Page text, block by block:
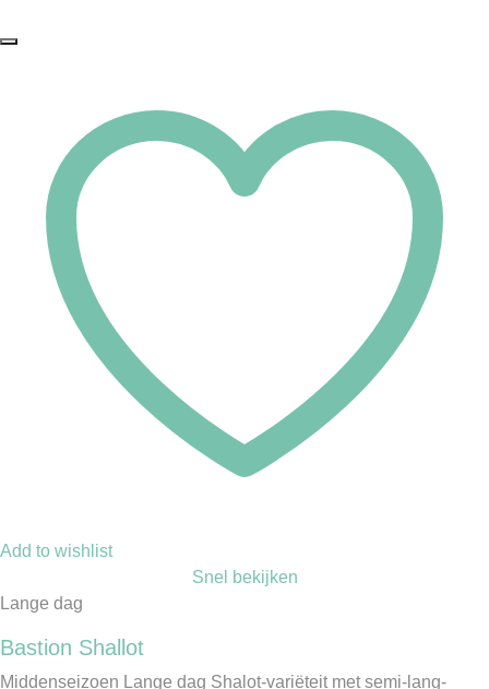
Add to wishlist
Snel bekijken
Lange dag
Bastion Shallot
Middenseizoen Lange dag Shalot-variëteit met semi-lang-